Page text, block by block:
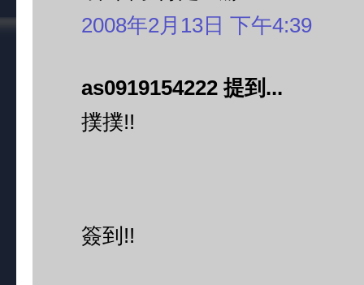
2008年2月13日 下午4:39
as0919154222 提到...
撲撲!!
簽到!!